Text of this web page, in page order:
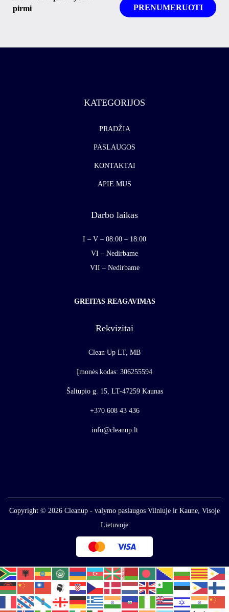
pirmi
KATEGORIJOS
PRADŽIA
PASLAUGOS
KONTAKTAI
APIE MUS
Darbo laikas
I – V – 08:00 – 18:00
VI – Nedirbame
VII – Nedirbame
GREITAS REAGAVIMAS
Rekvizitai
Clean Up LT, MB
Įmonės kodas: 306255594
Šaltupio g. 15, LT-47259 Kaunas
+370 608 43 436
info@cleanup.lt
Copyright © 2026 Cleanup - valymo paslaugos Vilniuje ir Kaune, Visoje
Lietuvoje